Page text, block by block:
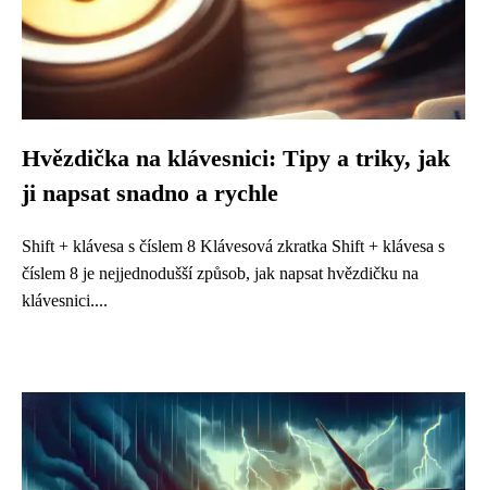
Hvězdička na klávesnici: Tipy a triky, jak
ji napsat snadno a rychle
Shift + klávesa s číslem 8 Klávesová zkratka Shift + klávesa s
číslem 8 je nejjednodušší způsob, jak napsat hvězdičku na
klávesnici....